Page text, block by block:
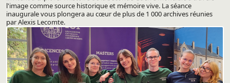
l'image comme source historique et mémoire vive. La séance
inaugurale vous plongera au cœur de plus de 1 000 archives réunies
par Alexis Lecomte.